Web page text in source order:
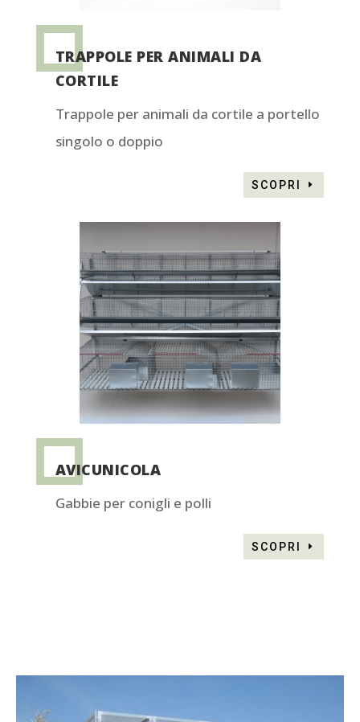
TRAPPOLE PER ANIMALI DA
CORTILE
Trappole per animali da cortile a portello
singolo o doppio
SCOPRI
AVICUNICOLA
Gabbie per conigli e polli
SCOPRI